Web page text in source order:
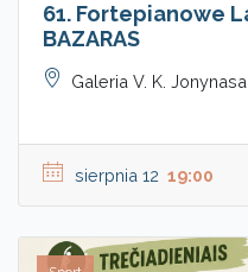
61. Fortepianowe
BAZARAS
Galeria V. K. Jonynasa
sierpnia 12 19:00